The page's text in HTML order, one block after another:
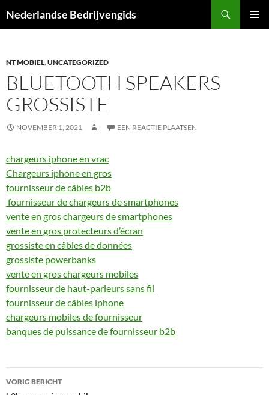
naar
Nederlandse Bedrijvengids
NT MOBIEL,UNCATEGORIZED
BLUETOOTH SPEAKERS
GROSSISTE
NOVEMBER 1, 2021 EEN REACTIE PLAATSEN
chargeurs iphone en vrac
Chargeurs iphone en gros
fournisseur de câbles b2b
fournisseur de chargeurs de smartphones
vente en gros chargeurs de smartphones
vente en gros protecteurs d’écran
​​grossiste en câbles de données
grossiste powerbanks
vente en gros chargeurs mobiles
fournisseur de haut-parleurs sans fil
fournisseur de câbles iphone
chargeurs mobiles de fournisseur
banques de puissance de fournisseur b2b
Bericht
VORIG BERICHT